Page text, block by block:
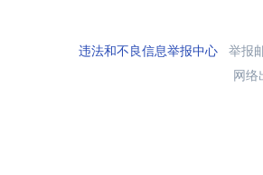
违法和不良信息举报中心举报
网